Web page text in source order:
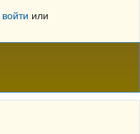
войти или